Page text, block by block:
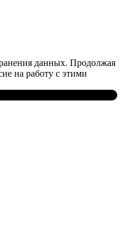
данных. Продолжая
на работу с этими